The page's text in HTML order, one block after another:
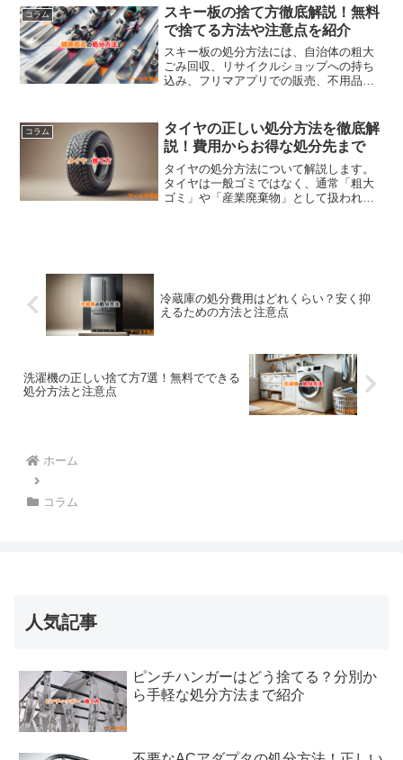
料回収はコストを抑えられますが、運搬
が必要な場合もあり、有料回収は便利で
すが費用がかかります。自分に合った方
法でスムーズに棚を処分しましょう。
コラム
スキー板の捨て方徹底解説！無料
で捨てる方法や注意点を紹介
スキー板の処分方法には、自治体の粗大
ごみ回収、リサイクルショップへの持ち
込み、フリマアプリでの販売、不用品回
販売で収入を得られる可能性もありま
す。無料で処分する方法としては、リサ
イクルショップでの売却や友人に譲る、
無料回収サービスを利用する方法があり
ます。処分の際は、不法投棄を避け、自
治体のルールを守りましょう。
コラム
タイヤの正しい処分方法を徹底解
説！費用からお得な処分先まで
タイヤの処分方法について解説します。
タイヤは一般ゴミではなく、通常「粗大
ゴミ」や「産業廃棄物」として扱われま
の確認が重要です。不用品回収業者を利
用することで、手間を省き、効率的に処
冷蔵庫の処分費用はどれくらい？安く抑
えるための方法と注意点
洗濯機の正しい捨て方7選！無料でできる
処分方法と注意点
ホーム
コラム
人気記事
ピンチハンガーはどう捨てる？分別か
ら手軽な処分方法まで紹介